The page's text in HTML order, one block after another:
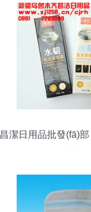
昌潔日用品批發(fā)